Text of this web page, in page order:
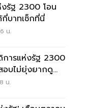
รัฐ 2300 โอน
กี่บาทเช็กที่นี่
น.
การแห่งรัฐ 2300
อบไม่ยุ่งยากดู
น.